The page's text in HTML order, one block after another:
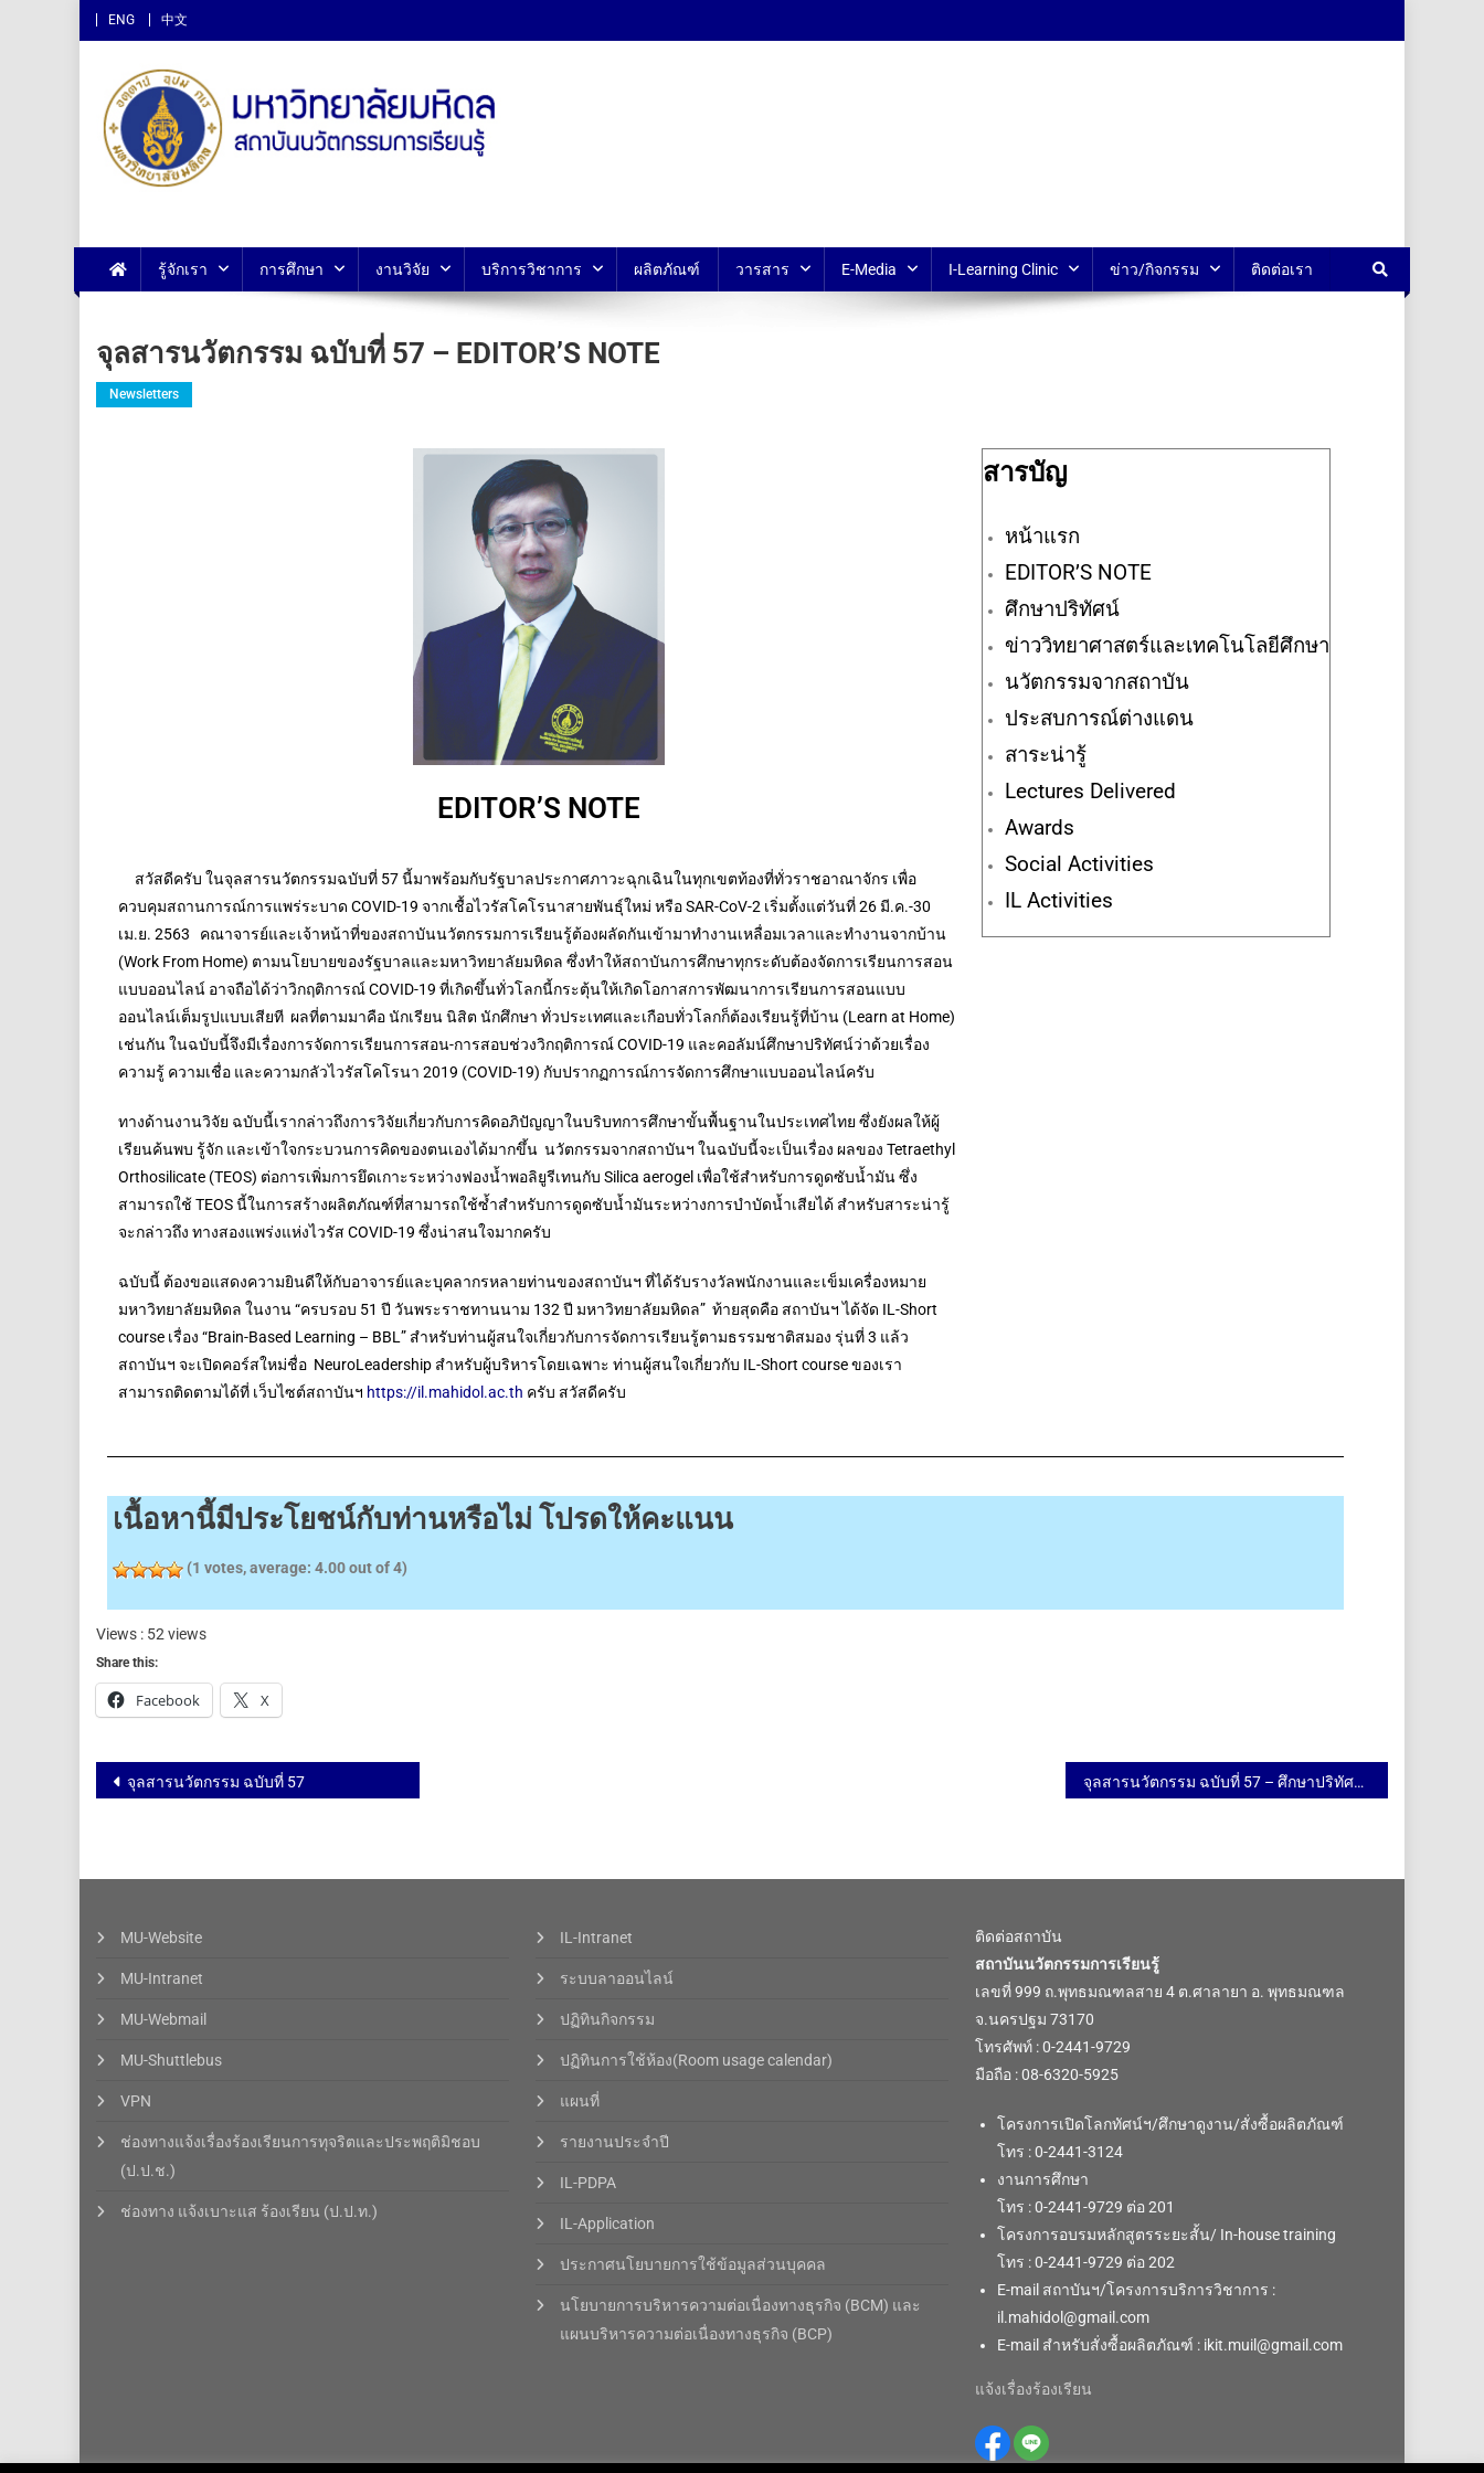
ENG 中文
สถาบันนวัตกรรมการเรียนรู้ ม.มหิดล
รู้จักเรา การศึกษา งานวิจัย บริการวิชาการ ผลิตภัณฑ์ วารสาร E-Media I-Learning Clinic ข่าว/กิจกรรม ติดต่อเรา
จุลสารนวัตกรรม ฉบับที่ 57 – EDITOR’S NOTE
Newsletters
EDITOR’S NOTE
สวัสดีครับ ในจุลสารนวัตกรรมฉบับที่ 57 นี้มาพร้อมกับรัฐบาลประกาศภาวะฉุกเฉินในทุกเขตท้องที่ทั่วราชอาณาจักร เพื่อ
ควบคุมสถานการณ์การแพร่ระบาด COVID-19 จากเชื้อไวรัสโคโรนาสายพันธุ์ใหม่ หรือ SAR-CoV-2 เริ่มตั้งแต่วันที่ 26 มี.ค.-30
เม.ย. 2563 คณาจารย์และเจ้าหน้าที่ของสถาบันนวัตกรรมการเรียนรู้ต้องผลัดกันเข้ามาทำงานเหลื่อมเวลาและทำงานจากบ้าน
(Work From Home) ตามนโยบายของรัฐบาลและมหาวิทยาลัยมหิดล ซึ่งทำให้สถาบันการศึกษาทุกระดับต้องจัดการเรียนการสอน
แบบออนไลน์ อาจถือได้ว่าวิกฤติการณ์ COVID-19 ที่เกิดขึ้นทั่วโลกนี้กระตุ้นให้เกิดโอกาสการพัฒนาการเรียนการสอนแบบ
ออนไลน์เต็มรูปแบบเสียที ผลที่ตามมาคือ นักเรียน นิสิต นักศึกษา ทั่วประเทศและเกือบทั่วโลกก็ต้องเรียนรู้ที่บ้าน (Learn at Home)
เช่นกัน ในฉบับนี้จึงมีเรื่องการจัดการเรียนการสอน-การสอบช่วงวิกฤติการณ์ COVID-19 และคอลัมน์ศึกษาปริทัศน์ว่าด้วยเรื่อง
ความรู้ ความเชื่อ และความกลัวไวรัสโคโรนา 2019 (COVID-19) กับปรากฏการณ์การจัดการศึกษาแบบออนไลน์ครับ
ทางด้านงานวิจัย ฉบับนี้เรากล่าวถึงการวิจัยเกี่ยวกับการคิดอภิปัญญาในบริบทการศึกษาขั้นพื้นฐานในประเทศไทย ซึ่งยังผลให้ผู้
เรียนค้นพบ รู้จัก และเข้าใจกระบวนการคิดของตนเองได้มากขึ้น นวัตกรรมจากสถาบันฯ ในฉบับนี้จะเป็นเรื่อง ผลของ Tetraethyl
Orthosilicate (TEOS) ต่อการเพิ่มการยึดเกาะระหว่างฟองน้ำพอลิยูรีเทนกับ Silica aerogel เพื่อใช้สำหรับการดูดซับน้ำมัน ซึ่ง
สามารถใช้ TEOS นี้ในการสร้างผลิตภัณฑ์ที่สามารถใช้ซ้ำสำหรับการดูดซับน้ำมันระหว่างการบำบัดน้ำเสียได้ สำหรับสาระน่ารู้
จะกล่าวถึง ทางสองแพร่งแห่งไวรัส COVID-19 ซึ่งน่าสนใจมากครับ
ฉบับนี้ ต้องขอแสดงความยินดีให้กับอาจารย์และบุคลากรหลายท่านของสถาบันฯ ที่ได้รับรางวัลพนักงานและเข็มเครื่องหมาย
มหาวิทยาลัยมหิดล ในงาน “ครบรอบ 51 ปี วันพระราชทานนาม 132 ปี มหาวิทยาลัยมหิดล” ท้ายสุดคือ สถาบันฯ ได้จัด IL-Short
course เรื่อง “Brain-Based Learning – BBL” สำหรับท่านผู้สนใจเกี่ยวกับการจัดการเรียนรู้ตามธรรมชาติสมอง รุ่นที่ 3 แล้ว
สถาบันฯ จะเปิดคอร์สใหม่ชื่อ NeuroLeadership สำหรับผู้บริหารโดยเฉพาะ ท่านผู้สนใจเกี่ยวกับ IL-Short course ของเรา
สามารถติดตามได้ที่ เว็บไซต์สถาบันฯ https://il.mahidol.ac.th ครับ สวัสดีครับ
สารบัญ
หน้าแรก
EDITOR’S NOTE
ศึกษาปริทัศน์
ข่าววิทยาศาสตร์และเทคโนโลยีศึกษา
นวัตกรรมจากสถาบัน
ประสบการณ์ต่างแดน
สาระน่ารู้
Lectures Delivered
Awards
Social Activities
IL Activities
เนื้อหานี้มีประโยชน์กับท่านหรือไม่ โปรดให้คะแนน
(1 votes, average: 4.00out of 4)
Views : 52 views
Share this:
Facebook X
จุลสารนวัตกรรม ฉบับที่ 57 จุลสารนวัตกรรม ฉบับที่ 57 – ศึกษาปริทัศน์
MU-Website
MU-Intranet
MU-Webmail
MU-Shuttlebus
VPN
ช่องทางแจ้งเรื่องร้องเรียนการทุจริตและประพฤติมิชอบ
(ป.ป.ช.)
ช่องทาง แจ้งเบาะแส ร้องเรียน (ป.ป.ท.)
IL-Intranet
ระบบลาออนไลน์
ปฏิทินกิจกรรม
ปฏิทินการใช้ห้อง(Room usage calendar)
แผนที่
รายงานประจำปี
IL-PDPA
IL-Application
ประกาศนโยบายการใช้ข้อมูลส่วนบุคคล
นโยบายการบริหารความต่อเนื่องทางธุรกิจ (BCM) และ
แผนบริหารความต่อเนื่องทางธุรกิจ (BCP)
ติดต่อสถาบัน
สถาบันนวัตกรรมการเรียนรู้
เลขที่ 999 ถ.พุทธมณฑลสาย 4 ต.ศาลายา อ. พุทธมณฑล
จ.นครปฐม 73170
โทรศัพท์ : 0-2441-9729
มือถือ : 08-6320-5925
โครงการเปิดโลกทัศน์ฯ/ศึกษาดูงาน/สั่งซื้อผลิตภัณฑ์
โทร : 0-2441-3124
งานการศึกษา
โทร : 0-2441-9729 ต่อ 201
โครงการอบรมหลักสูตรระยะสั้น/ In-house training
โทร : 0-2441-9729 ต่อ 202
E-mail สถาบันฯ/โครงการบริการวิชาการ :
il.mahidol@gmail.com
E-mail สำหรับสั่งซื้อผลิตภัณฑ์ : ikit.muil@gmail.com
แจ้งเรื่องร้องเรียน